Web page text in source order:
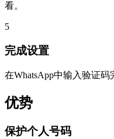
看。
5
完成设置
在WhatsApp中输入验证码
优势
保护个人号码